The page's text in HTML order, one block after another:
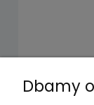
Dbamy